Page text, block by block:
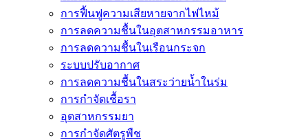
การฟื้นฟูความเสียหายจากไฟไหม้
การลดความชื้นในอุตสาหกรรมอาหาร
การลดความชื้นในเรือนกระจก
ระบบปรับอากาศ
การลดความชื้นในสระว่ายน้ำในร่ม
การกำจัดเชื้อรา
อุตสาหกรรมยา
การกำจัดศัตรูพืช